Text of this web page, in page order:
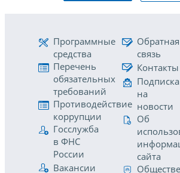
Программные
средства
Перечень
обязательных
требований
Противодействие
коррупции
Госслужба
в ФНС
России
Вакансии
Обратная
связь
Контакты
Подписка
на
новости
Об
сайта